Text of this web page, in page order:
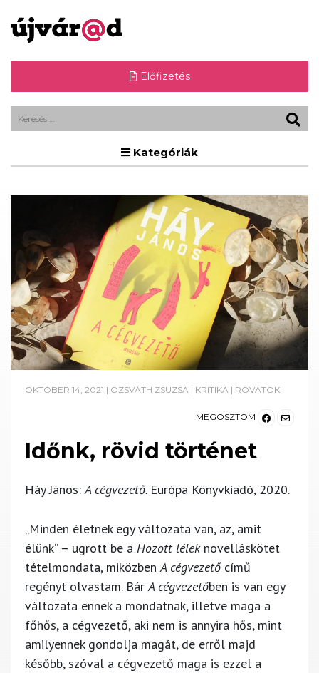
Előfizetés
Kategóriák
OKTÓBER 14, 2021 | OZSVÁTH ZSUZSA | KRITIKA | ROVATOK
MEGOSZTOM
Időnk, rövid történet
Háy János:A cégvezető. Európa Könyvkiadó, 2020.
„Minden életnek egy változata van, az, amit
élünk” – ugrott be a Hozott léleknovelláskötet
tételmondata, miközbenA cégvezetőcímű
regényt olvastam. BárA cégvezetőben is van egy
változata ennek a mondatnak, illetve maga a
főhős, a cégvezető, aki nem is annyira hős, mint
amilyennek gondolja magát, de erről majd
később, szóval a cégvezető maga is ezzel a